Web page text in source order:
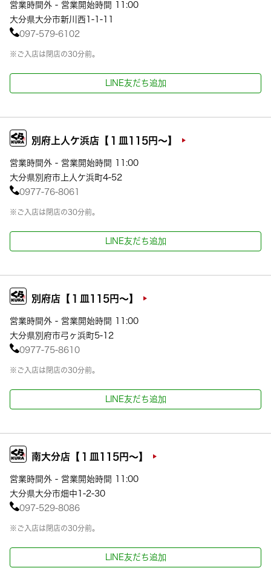
営業時間外 - 営業開始時間 11:00
大分県大分市新川西1-1-11
097-579-6102
※ご入店は閉店の30分前。
LINE友だち追加
別府上人ケ浜店【１皿115円～】
営業時間外 - 営業開始時間 11:00
大分県別府市上人ケ浜町4-52
0977-76-8061
※ご入店は閉店の30分前。
LINE友だち追加
別府店【１皿115円～】
営業時間外 - 営業開始時間 11:00
大分県別府市弓ヶ浜町5-12
0977-75-8610
※ご入店は閉店の30分前。
LINE友だち追加
南大分店【１皿115円～】
営業時間外 - 営業開始時間 11:00
大分県大分市畑中1-2-30
097-529-8086
※ご入店は閉店の30分前。
LINE友だち追加